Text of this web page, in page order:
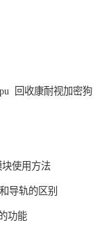
回收康耐视加密狗
使用方法
导轨的区别
功能